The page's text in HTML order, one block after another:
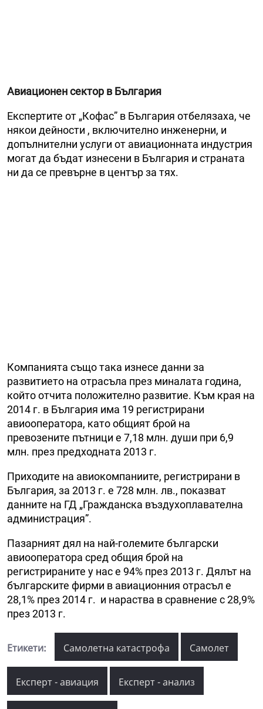
Авиационен сектор в България
Експертите от „Кофас” в България отбелязаха, че
някои дейности , включително инженерни, и
допълнителни услуги от авиационната индустрия
могат да бъдат изнесени в България и страната
ни да се превърне в център за тях.
Компанията също така изнесе данни за
развитието на отрасъла през миналата година,
който отчита положително развитие. Към края на
2014 г. в България има 19 регистрирани
авиооператора, като общият брой на
превозените пътници е 7,18 млн. души при 6,9
млн. през предходната 2013 г.
Приходите на авиокомпаниите, регистрирани в
България, за 2013 г. е 728 млн. лв., показват
данните на ГД „Гражданска въздухоплавателна
администрация”.
Пазарният дял на най-големите български
авиооператора сред общия брой на
регистрираните у нас е 94% през 2013 г. Дялът на
българските фирми в авиационния отрасъл е
28,1% през 2014 г. и нараства в сравнение с 28,9%
през 2013 г.
Етикети: Самолетна катастрофа Самолет
Експерт - авиация Експерт - анализ